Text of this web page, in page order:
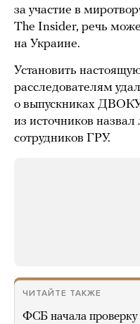
за участие в
The Insider, речь
на Украине.
Установить
расследователям
о выпускниках
из источников
сотрудников ГРУ.
ЧИТАЙТЕ ТАКЖЕ
ФСБ начала проверку